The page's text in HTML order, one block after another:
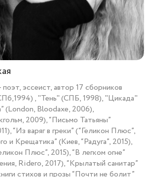
поэт, эссеист, автор 17 сборников
, "Тень" (СПБ, 1998), "Цикада"
(London, Bloodaxe, 2006),
2009), “Письмо Татьяны”
“Из варяг в греки” (“Геликон Плюс”,
и Крещатика” (Киев, “Радуга”, 2015),
Плюс”, 2015), “В легком огне”
Ridero, 2017), “Крылатый санитар”
стихов и прозы “Почти не болит”